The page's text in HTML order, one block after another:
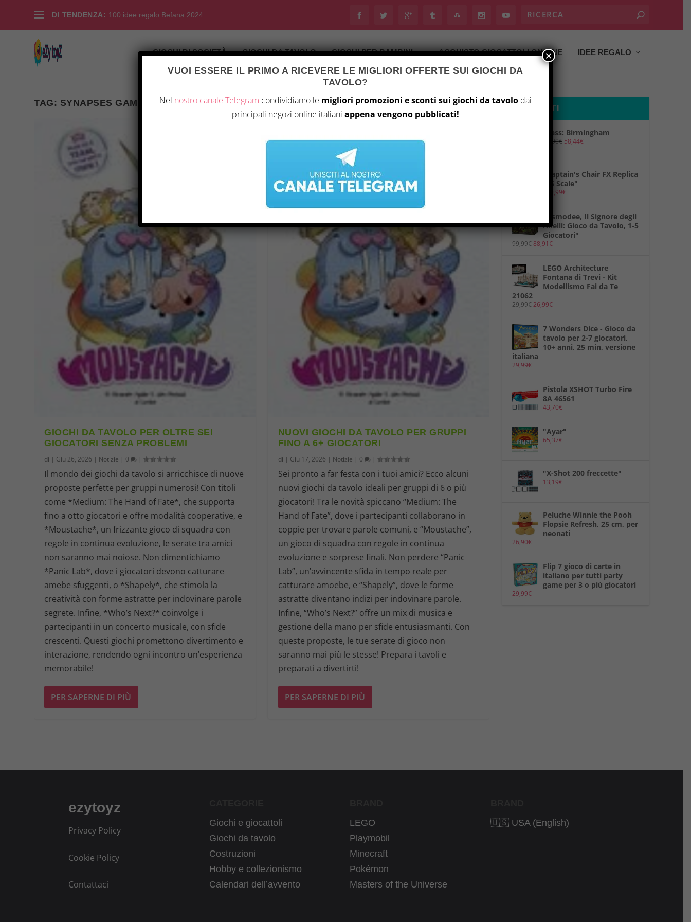
DI TENDENZA: 100 idee regalo Befana 2024
GIOCHI DI SOCIETÀ GIOCHI DA TAVOLO GIOCHI PER BAMBINI ACQUISTO GIOCATTOLI ON LINE IDEE REGALO
TAG: SYNAPSES GAMES
GIOCHI DA TAVOLO PER OLTRE SEI
GIOCATORI SENZA PROBLEMI
di | Giu 26, 2026 | Notizie | 0 |
Il mondo dei giochi da tavolo si arricchisce di nuove
proposte perfette per gruppi numerosi! Con titoli
come *Medium: The Hand of Fate*, che supporta
fino a otto giocatori e offre modalità cooperative, e
*Moustache*, un frizzante gioco di squadra con
regole in continua evoluzione, le serate tra amici
non saranno mai noiose. Non dimentichiamo
*Panic Lab*, dove i giocatori devono catturare
amebe sfuggenti, o *Shapely*, che stimola la
creatività con forme astratte per indovinare parole
segrete. Infine, *Who’s Next?* coinvolge i
partecipanti in un concerto musicale, con sfide
crescenti. Questi giochi promettono divertimento e
interazione, rendendo ogni incontro un’esperienza
memorabile!
PER SAPERNE DI PIÙ
NUOVI GIOCHI DA TAVOLO PER GRUPPI
FINO A 6+ GIOCATORI
di | Giu 17, 2026 | Notizie | 0 |
Sei pronto a far festa con i tuoi amici? Ecco alcuni
nuovi giochi da tavolo ideali per gruppi di 6 o più
giocatori! Tra le novità spiccano “Medium: The
Hand of Fate”, dove i partecipanti collaborano in
coppie per trovare parole comuni, e “Moustache”,
un gioco di squadra con regole in continua
evoluzione e sorprese finali. Non perdere “Panic
Lab”, un’avvincente sfida in tempo reale per
catturare amoebe, e “Shapely”, dove le forme
astratte diventano indizi per indovinare parole.
Infine, “Who’s Next?” offre un mix di musica e
gestione della mano per sfide entusiasmanti. Con
queste proposte, le tue serate di gioco non
saranno mai più le stesse! Prepara i tavoli e
preparati a divertirti!
PER SAPERNE DI PIÙ
PRODOTTI
Brass: Birmingham
69,90€ 58,44€
"Captain's Chair FX Replica
1/6 Scale"
149,99€
"Asmodee, Il Signore degli
Anelli: Gioco da Tavolo, 1-5
Giocatori"
99,99€ 88,91€
LEGO Architecture
Fontana di Trevi - Kit
Modellismo Fai da Te
21062
29,99€ 26,99€
7 Wonders Dice - Gioco da
tavolo per 2-7 giocatori,
10+ anni, 25 min, versione
italiana
29,99€
Pistola XSHOT Turbo Fire
8A 46561
43,70€
"Ayar"
65,37€
"X-Shot 200 freccette"
13,19€
Peluche Winnie the Pooh
Flopsie Refresh, 25 cm, per
neonati
26,90€
Flip 7 gioco di carte in
italiano per tutti party
game per 3 o più giocatori
29,99€
ezytoyz
Privacy Policy
Cookie Policy
Contattaci
Giochi e giocattoli
Giochi da tavolo
Costruzioni
Hobby e collezionismo
Calendari dell’avvento
LEGO
Playmobil
Minecraft
Pokémon
Masters of the Universe
🇺🇸 USA (English)
VUOI ESSERE IL PRIMO A RICEVERE LE MIGLIORI OFFERTE SUI GIOCHI DA
TAVOLO?
Nel nostro canale Telegram condividiamo le migliori promozioni e sconti sui giochi da tavolodai
principali negozi online italiani appena vengono pubblicati!
×